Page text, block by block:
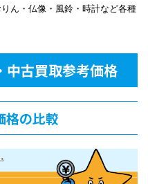
ん・仏像・風鈴・時計など各種
中古買取参考価格
格の比較